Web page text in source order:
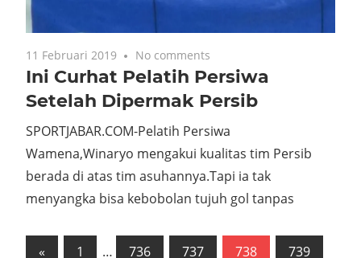
11 Februari 2019 No comments
Ini Curhat Pelatih Persiwa
Setelah Dipermak Persib
SPORTJABAR.COM-Pelatih Persiwa
Wamena,Winaryo mengakui kualitas tim Persib
berada di atas tim asuhannya.Tapi ia tak